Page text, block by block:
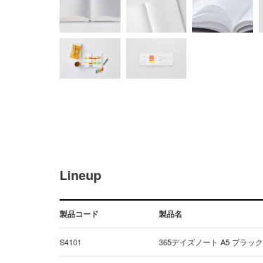
Lineup
製品コード 製品名
S4101 365デイズノート A5 ブラック